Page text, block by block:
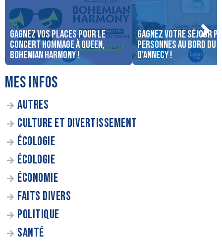
Gagnez vos places pour le
concert Hommage à Queen,
Bohemian Harmony !
Gagnez votre séjour
personnes au bord du
d’Annecy !
MES INFOS
AUTRES
CULTURE ET DIVERTISSEMENT
ÉCOLOGIE
ÉCOLOGIE
ÉCONOMIE
FAITS DIVERS
POLITIQUE
SANTÉ